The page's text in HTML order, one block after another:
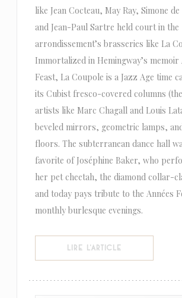
like Jean Cocteau, May Ray, Simone
and Jean-Paul Sartre held court in the
arrondissement’s brasseries like La
Immortalized in Hemingway’s memoir
Feast, La Coupole is a Jazz Age time
its Cubist fresco-covered columns
artists like Marc Chagall and Louis
beveled mirrors, geometric lamps,
floors. The subterranean dance hall
favorite of Joséphine Baker, who
her pet cheetah, the diamond collar-
and today pays tribute to the Années
monthly burlesque evenings.
LIRE L'ARTICLE((OUVRE UNE